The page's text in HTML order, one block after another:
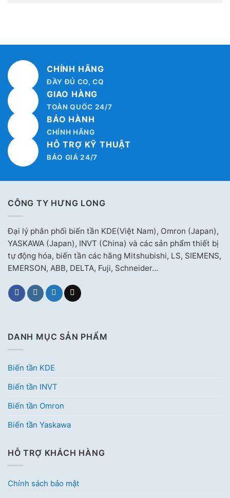
CHÍNH HÃNG
ĐẦY ĐỦ CO, CQ
GIAO HÀNG
TOÀN QUỐC 24/7
BẢO HÀNH
CHÍNH HÃNG
HỖ TRỢ KỸ THUẬT
BÁO GIÁ 24/7
CÔNG TY HƯNG LONG
Đại lý phân phối biến tần KDE(Việt Nam), Omron (Japan),
YASKAWA (Japan), INVT (China) và các sản phẩm thiết bị
tự động hóa, biến tần các hãng Mitshubishi, LS, SIEMENS,
EMERSON, ABB, DELTA, Fuji, Schneider…
DANH MỤC SẢN PHẨM
Biến tần KDE
Biến tần INVT
Biến tần Omron
Biến tần Yaskawa
HỖ TRỢ KHÁCH HÀNG
Chính sách bảo mật